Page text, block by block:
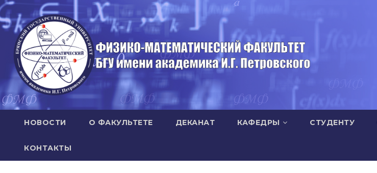
Перейти
к
содержимому
НОВОСТИ О ФАКУЛЬТЕТЕ ДЕКАНАТ КАФЕДРЫ СТУДЕНТУ
КОНТАКТЫ